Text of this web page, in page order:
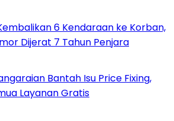
6 Kendaraan ke Korban,
Dijerat 7 Tahun Penjara
Bantah Isu Price Fixing,
Layanan Gratis